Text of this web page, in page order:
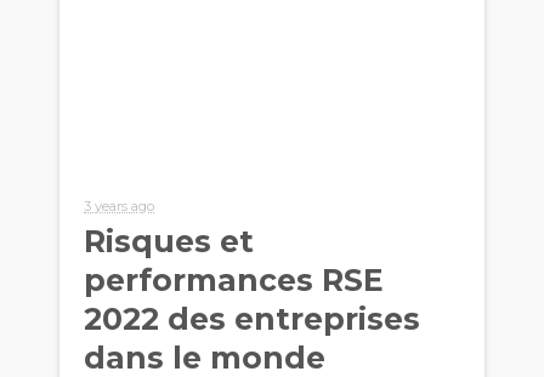
3 years ago
Risques et
performances RSE
2022 des entreprises
dans le monde